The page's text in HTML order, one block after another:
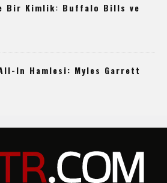
Bir Kimlik: Buffalo Bills ve
In Hamlesi: Myles Garrett